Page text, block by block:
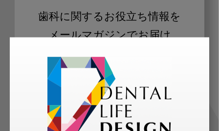
歯科に関するお役立ち情報を
メールマガジンでお届け
ご登録いただいた職種（歯科医師、歯
科衛生士、歯科技工士）に合わせた内
容のメールマガジンをお届けします。